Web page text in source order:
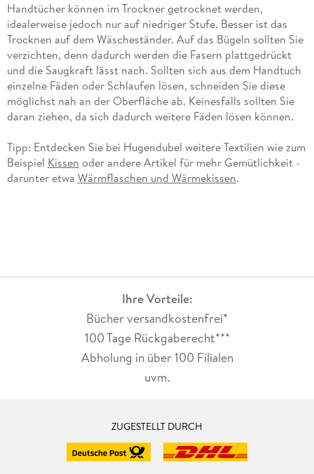
Handtücher können im Trockner getrocknet werden,
idealerweise jedoch nur auf niedriger Stufe. Besser ist das
Trocknen auf dem Wäscheständer. Auf das Bügeln sollten Sie
verzichten, denn dadurch werden die Fasern plattgedrückt
und die Saugkraft lässt nach. Sollten sich aus dem Handtuch
einzelne Fäden oder Schlaufen lösen, schneiden Sie diese
möglichst nah an der Oberfläche ab. Keinesfalls sollten Sie
daran ziehen, da sich dadurch weitere Fäden lösen können.
Tipp: Entdecken Sie bei Hugendubel weitere Textilien wie zum
Beispiel Kissen oder andere Artikel für mehr Gemütlichkeit -
darunter etwa Wärmflaschen und Wärmekissen.
Ihre Vorteile:
Bücher versandkostenfrei*
100 Tage Rückgaberecht***
Abholung in über 100 Filialen
uvm.
ZUGESTELLT DURCH